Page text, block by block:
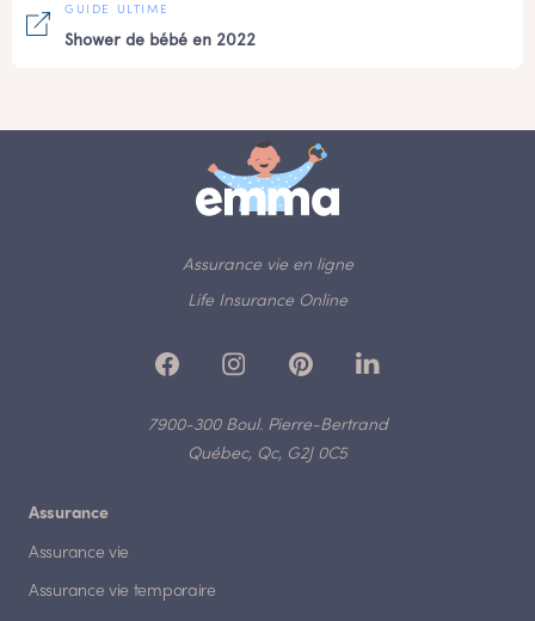
GUIDE ULTIME
Shower de bébé en 2022
Assurance vie en ligne
Life Insurance Online
7900-300 Boul. Pierre-Bertrand
Québec, Qc, G2J 0C5
Assurance
Assurance vie
Assurance vie temporaire